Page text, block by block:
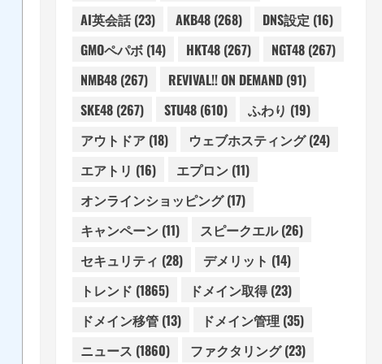
AI英会話(23) AKB48(268) DNS設定 (16)
GMOペパボ(14) HKT48(267) NGT48(267)
NMB48(267) REVIVAL!! ON DEMAND(91)
SKE48(267) STU48(610) ふわり (19)
アウトドア(18) ウェブホスティング(24)
エアトリ (16) エプロン(11)
オンラインショッピング(17)
キャンペーン(11) スピークエル(26)
セキュリティ (28) デメリット (14)
トレンド (1865) ドメイン取得(23)
ドメイン移管(13) ドメイン管理 (35)
ニュース (1860) ファクタリング(23)